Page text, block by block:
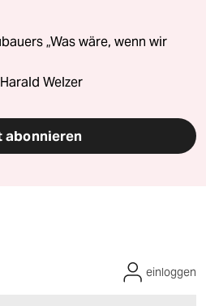
„Was wäre, wenn wir
Welzer
abonnieren
einloggen